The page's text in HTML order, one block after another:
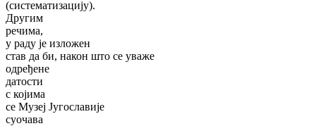
(систематизацију).
Другим
речима,
у раду је изложен
став да би, након што се уваже
одређене
датости
с којима
се Музеј Југославије
суочава